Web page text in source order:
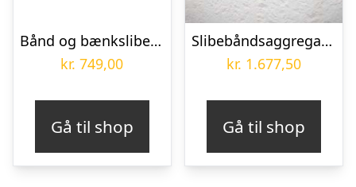
Bånd og bænksliber 150 mm PowerPlus POWX1270
kr. 749,00
Gå til shop
Slibebåndsaggregat SA 1 til bænksliber DS 200 S
kr. 1.677,50
Gå til shop